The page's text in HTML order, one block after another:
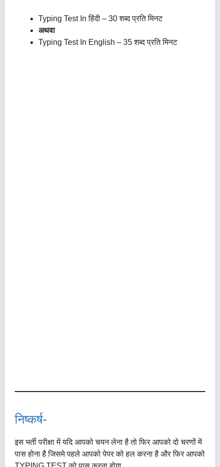
Typing Test In हिंदी – 30 शब्द प्रति मिनट
अथवा
Typing Test In English – 35 शब्द प्रति मिनट
निष्कर्ष-
इस भर्ती परीक्षा में यदि आपको चयन लेना है तो फिर आपको दो चरणों में
पास होना है जिसमे पहले आपको पेपर को हल करना है और फिर आपको